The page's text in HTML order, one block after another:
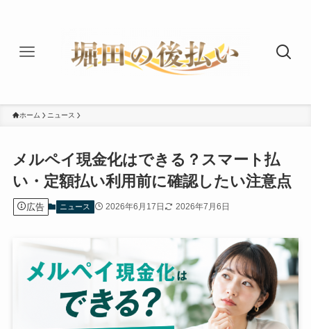
ホーム ニュース
メルペイ現金化はできる？スマート払
い・定額払い利用前に確認したい注意点
広告 ニュース 2026年6月17日 2026年7月6日